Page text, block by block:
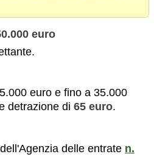
euro
euro e fino a 35.000
detrazione di 65 euro.
delle entrate n.